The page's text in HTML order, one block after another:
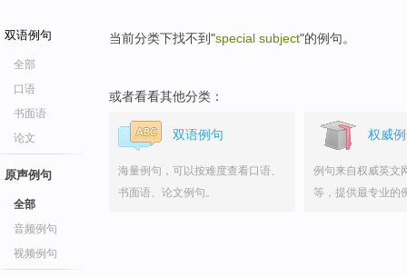
双语例句
全部
口语
书面语
论文
原声例句
全部
音频例句
视频例句
当前分类下找不到"special subject"的例句。
或者看看其他分类：
双语例句
海量例句，可以按难度查看口语、
书面语、论文例句。
权威
例句来自权威英文
等，提供最专业的